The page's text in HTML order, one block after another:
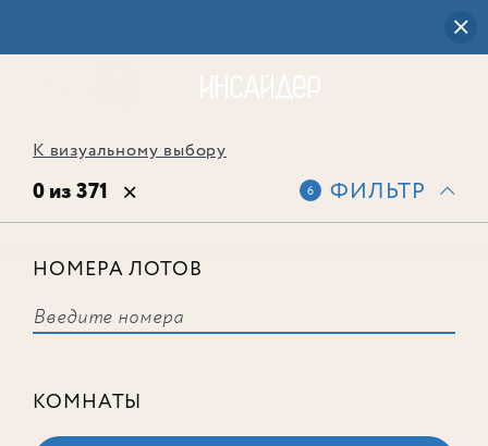
К визуальному выбору
0 из 371 6 ФИЛЬТР
НОМЕРА ЛОТОВ
КОМНАТЫ
соответствует ни одного лота